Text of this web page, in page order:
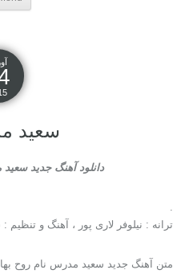
سعید
دانلود آهنگ جدید سعید
ترانه : نیلوفر لاری پور ، آهنگ و
متن آهنگ جدید سعید مدرس نام روح